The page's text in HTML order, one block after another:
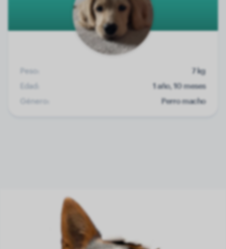
Peso:
7 kg
Edad:
1 año, 10 meses
Género:
Perro macho